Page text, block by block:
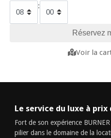
:
Voir la
Le service du luxe à prix
Fort de son expérience
pilier dans le domaine de la